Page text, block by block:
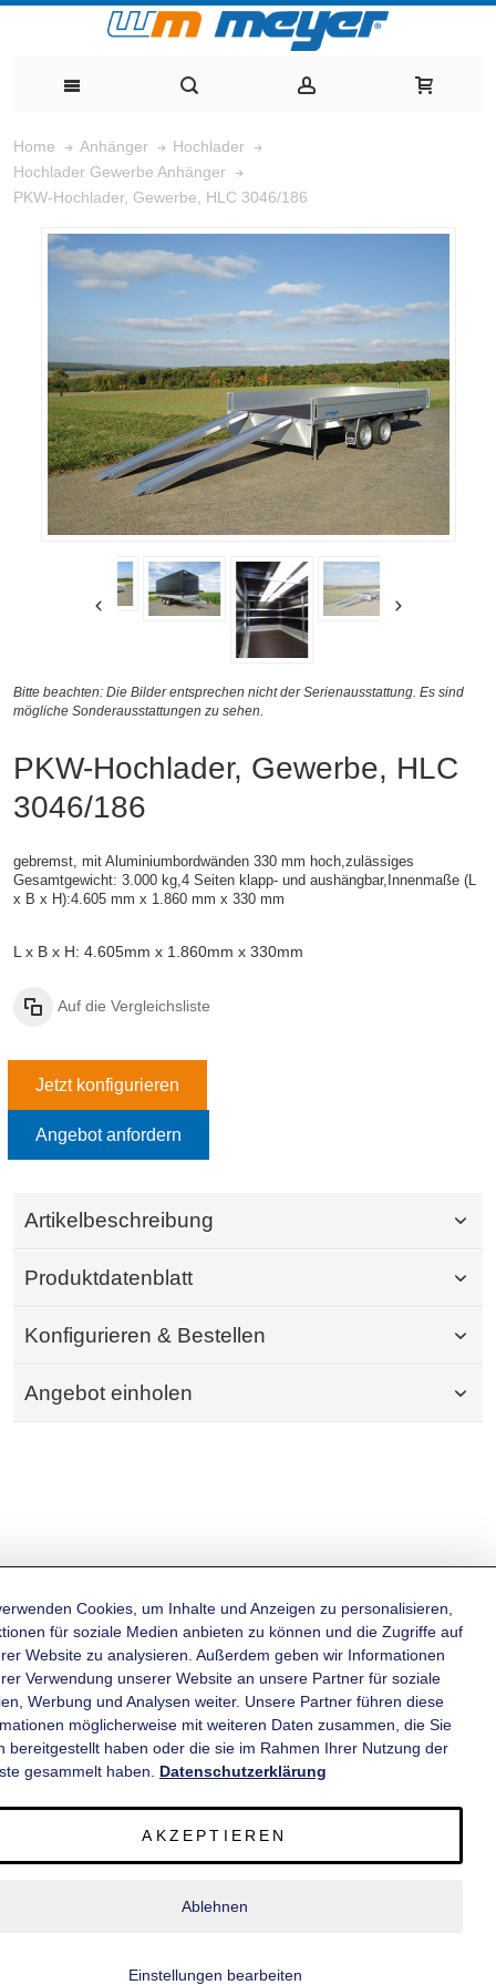
Home Anhänger
Hochlader
Hochlader Gewerbe Anhänger
PKW-Hochlader, Gewerbe, HLC 3046/186
Bitte beachten: Die Bilder entsprechen nicht der Serienausstattung. Es sind
mögliche Sonderausstattungen zu sehen.
PKW-Hochlader, Gewerbe, HLC
3046/186
gebremst, mit Aluminiumbordwänden 330 mm hoch,zulässiges
Gesamtgewicht: 3.000 kg,4 Seiten klapp- und aushängbar, Innenmaße (L
x B x H):4.605 mm x 1.860 mm x 330 mm
L x B x H: 4.605mm x 1.860mm x 330mm
Auf die Vergleichsliste
Jetzt konfigurieren
Angebot anfordern
Artikelbeschreibung
Produktdatenblatt
Konfigurieren & Bestellen
Angebot einholen
KATEGORIEN
INFORMATIONEN
© 2020 wm meyer® Fahrzeugbau AG. Alle Rechte vorbehalten.
Cookies, um Inhalte und Anzeigen zu personalisieren,
für soziale Medien anbieten zu können und die Zugriffe auf
Website zu analysieren. Außerdem geben wir Informationen
Verwendung unserer Website an unsere Partner für soziale
Werbung und Analysen weiter. Unsere Partner führen diese
möglicherweise mit weiteren Daten zusammen, die Sie
bereitgestellt haben oder die sie im Rahmen Ihrer Nutzung der
gesammelt haben. Datenschutzerklärung
AKZEPTIEREN
Ablehnen
Einstellungen bearbeiten